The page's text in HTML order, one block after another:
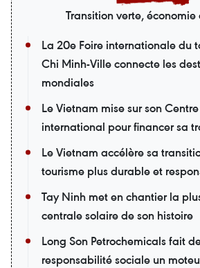
Transition verte,
La 20e Foire internationale du
Chi Minh-Ville connecte les
mondiales
Le Vietnam mise sur son
international pour financer sa
Le Vietnam accélère sa
tourisme plus durable et
Tay Ninh met en chantier la
centrale solaire de son histoire
Long Son Petrochemicals fait
responsabilité sociale un